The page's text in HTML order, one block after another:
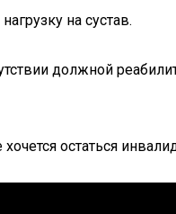
на сустав.
должной
остаться